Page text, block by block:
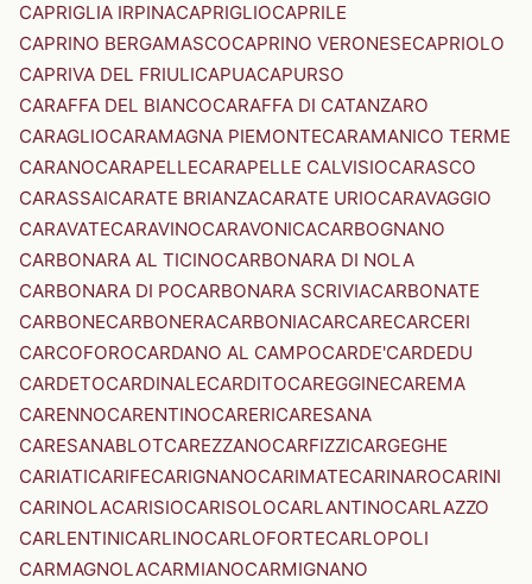
CAPRIGLIA IRPINACAPRIGLIOCAPRILE
CAPRINO BERGAMASCOCAPRINO VERONESECAPRIOLO
CAPRIVA DEL FRIULICAPUACAPURSO
CARAFFA DEL BIANCOCARAFFA DI CATANZARO
CARAGLIOCARAMAGNA PIEMONTECARAMANICO TERME
CARANOCARAPELLECARAPELLE CALVISIOCARASCO
CARASSAICARATE BRIANZACARATE URIOCARAVAGGIO
CARAVATECARAVINOCARAVONICACARBOGNANO
CARBONARA AL TICINOCARBONARA DI NOLA
CARBONARA DI POCARBONARA SCRIVIACARBONATE
CARBONECARBONERACARBONIACARCARECARCERI
CARCOFOROCARDANO AL CAMPOCARDE'CARDEDU
CARDETOCARDINALECARDITOCAREGGINECAREMA
CARENNOCARENTINOCARERICARESANA
CARESANABLOTCAREZZANOCARFIZZICARGEGHE
CARIATICARIFECARIGNANOCARIMATECARINAROCARINI
CARINOLACARISIOCARISOLOCARLANTINOCARLAZZO
CARLENTINICARLINOCARLOFORTECARLOPOLI
CARMAGNOLACARMIANOCARMIGNANO